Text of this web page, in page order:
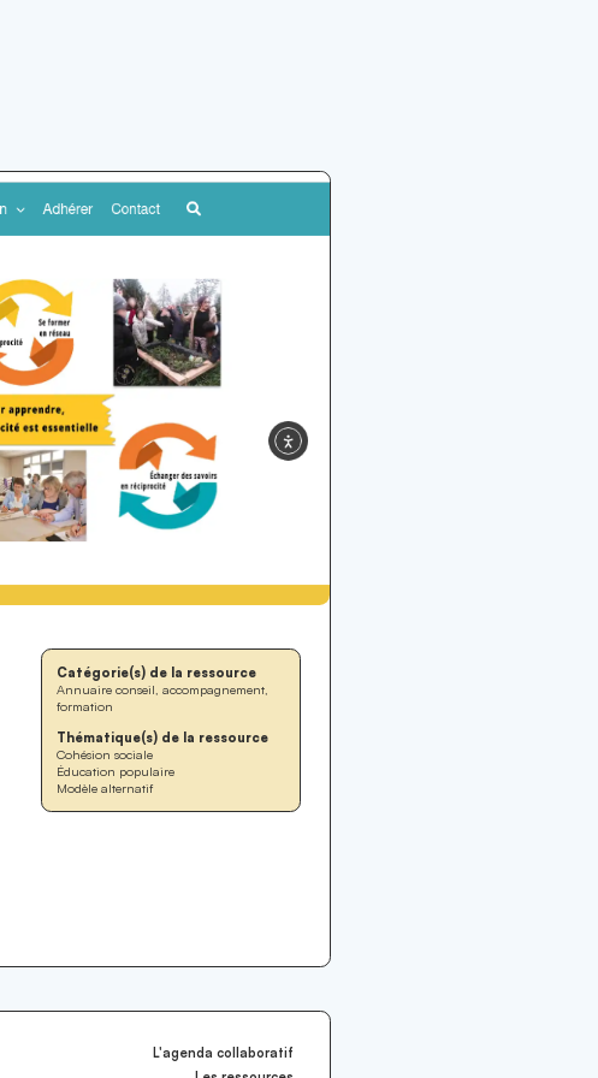
Catégorie(s) de la ressource
Annuaire conseil, accompagnement,
formation
Thématique(s) de la ressource
Cohésion sociale
Éducation populaire
Modèle alternatif
L'agenda collaboratif